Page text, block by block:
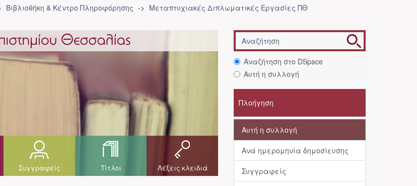
Βιβλιοθήκη & Κέντρο Πληροφόρησης
Μεταπτυχιακές Διπλωματικές Εργασίες ΠΘ
Συγγραφείς Τίτλοι Λέξεις κλειδιά
Αναζήτηση στο DSpace
Αυτή η συλλογή
Πλοήγηση
Αυτή η συλλογή
Ανά ημερομηνία δημοσίευσης
Συγγραφείς